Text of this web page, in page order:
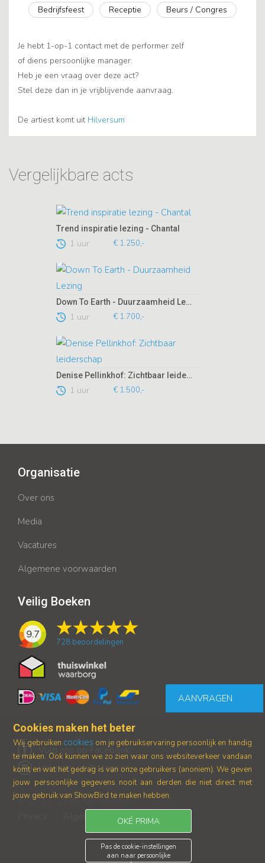
Bedrijfsfeest Receptie Beurs / Congres
Je hebt 1-op-1 contact met de performer zelf
of diens persoonlijke manager.
Heb je een vraag over deze act?
Stel deze dan in je vrijblijvende aanvraag.
De artiest komt uit Hilversum
Vergelijkbare acts
Trend inspiratie lezing - Chantal
1 uur € 1.250,-
Down To Earth - Duurzaamheid Lezing
1 uur € 1.700,-
Denise Pellinkhof: Zichtbaar leiderschap
1 uur € 1.500,-
AANVRAGEN
Organisatie
Over ons
Media
Vacatures
Algemene voorwaarden
Veilig Boeken
9.7
728 beoordelingen
© 2017-2026 Showbird B.V.
Algemene voorwaarden
Volg ons op Facebook
Volg ons op Instagram
Cookies maken het beter
Wij gebruiken cookies om je gebruikservaring persoonlijk en handig
te maken. Ook kunnen we zo zien waar ons websiteverkeer vandaan
komt en wat het gedrag is van onze gebruikers (anoniem). We geven
jouw persoonlijke gegevens nooit aan derden die niet direct met
jouw gebruik van ShowBird te maken hebben.
OKÉ PRIMA
Pas de cookie-instellingen
aan naar persoonlijke